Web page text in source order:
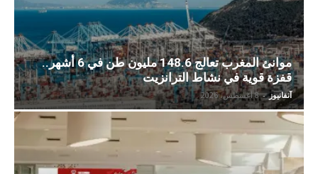
موانئ المغرب تعالج 148.6 مليون طن في 6 أشهر..
قفزة قوية في نشاط الترانزيت
آنفانيوز - 8 أغسطس، 2026